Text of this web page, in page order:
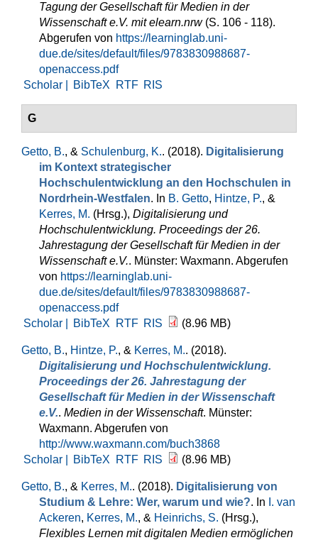
Tagung der Gesellschaft für Medien in der
Wissenschaft e.V. mit elearn.nrw(S. 106 - 118).
Abgerufen von https://learninglab.uni-
due.de/sites/default/files/9783830988687-
openaccess.pdf
Scholar |
BibTeX RTF RIS
G
Getto, B., & Schulenburg, K.. (2018). Digitalisierung
im Kontext strategischer
Hochschulentwicklung an den Hochschulen in
Nordrhein-Westfalen. In B. Getto, Hintze, P., &
Kerres, M. (Hrsg.), Digitalisierung und
Hochschulentwicklung. Proceedings der 26.
Jahrestagung der Gesellschaft für Medien in der
Wissenschaft e.V.. Münster: Waxmann. Abgerufen
von https://learninglab.uni-
due.de/sites/default/files/9783830988687-
openaccess.pdf
Scholar |
BibTeX RTF RIS (8.96 MB)
Getto, B., Hintze, P., & Kerres, M.. (2018).
Digitalisierung und Hochschulentwicklung.
Proceedings der 26. Jahrestagung der
Gesellschaft für Medien in der Wissenschaft
e.V.. Medien in der Wissenschaft. Münster:
Waxmann. Abgerufen von
http://www.waxmann.com/buch3868
Scholar |
BibTeX RTF RIS (8.96 MB)
Getto, B., & Kerres, M.. (2018). Digitalisierung von
Studium & Lehre: Wer, warum und wie?. In I. van
Ackeren, Kerres, M., & Heinrichs, S. (Hrsg.),
Flexibles Lernen mit digitalen Medien ermöglichen